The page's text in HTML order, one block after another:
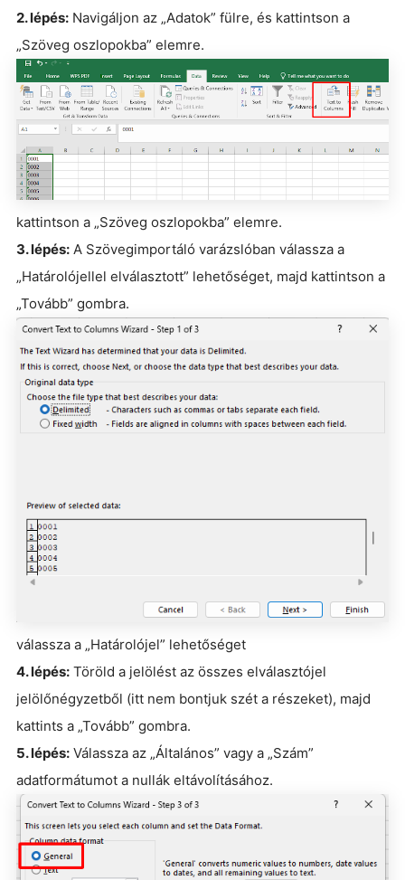
2. lépés: Navigáljon az „Adatok” fülre, és kattintson a
„Szöveg oszlopokba” elemre.
kattintson a „Szöveg oszlopokba” elemre.
3. lépés: A Szövegimportáló varázslóban válassza a
„Határolójellel elválasztott” lehetőséget, majd kattintson a
„Tovább” gombra.
válassza a „Határolójel” lehetőséget
4. lépés: Töröld a jelölést az összes elválasztójel
jelölőnégyzetből (itt nem bontjuk szét a részeket), majd
kattints a „Tovább” gombra.
5. lépés: Válassza az „Általános” vagy a „Szám”
adatformátumot a nullák eltávolításához.